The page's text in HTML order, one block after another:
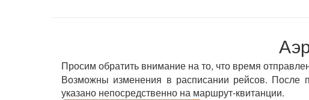
Просим обратить внимание на то, что время
Возможны изменения в расписании рейсов. После
указано непосредственно на маршрут-квитанции.